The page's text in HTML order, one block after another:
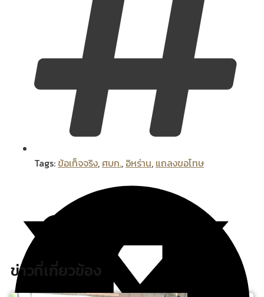
Tags: ข้อเท็จจริง, ศบก., อิหร่าน, แถลงขอโทษ
ข่าวที่เกี่ยวข้อง